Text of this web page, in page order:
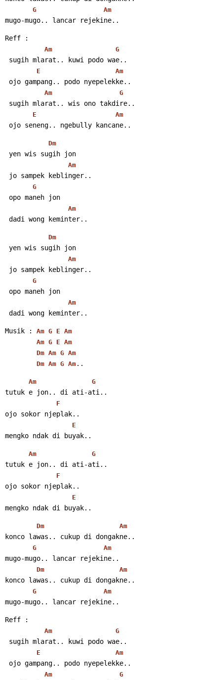
G Am
mugo-mugo.. lancar rejekine..
Reff :
Am G
sugih mlarat.. kuwi podo wae..
E Am
ojo gampang.. podo nyepelekke..
Am G
sugih mlarat.. wis ono takdire..
E Am
ojo seneng.. ngebully kancane..
Dm
yen wis sugih jon
Am
jo sampek keblinger..
G
opo maneh jon
Am
dadi wong keminter..
Dm
yen wis sugih jon
Am
jo sampek keblinger..
G
opo maneh jon
Am
dadi wong keminter..
Musik : Am G E Am
Am G E Am
Dm Am G Am
Dm Am G Am ..
Am G
tutuk e jon.. di ati-ati..
F
ojo sokor njeplak..
E
mengko ndak di buyak..
Am G
tutuk e jon.. di ati-ati..
F
ojo sokor njeplak..
E
mengko ndak di buyak..
Dm Am
konco lawas.. cukup di dongakne..
G Am
mugo-mugo.. lancar rejekine..
Dm Am
konco lawas.. cukup di dongakne..
G Am
mugo-mugo.. lancar rejekine..
Reff :
Am G
sugih mlarat.. kuwi podo wae..
E Am
ojo gampang.. podo nyepelekke..
Am G